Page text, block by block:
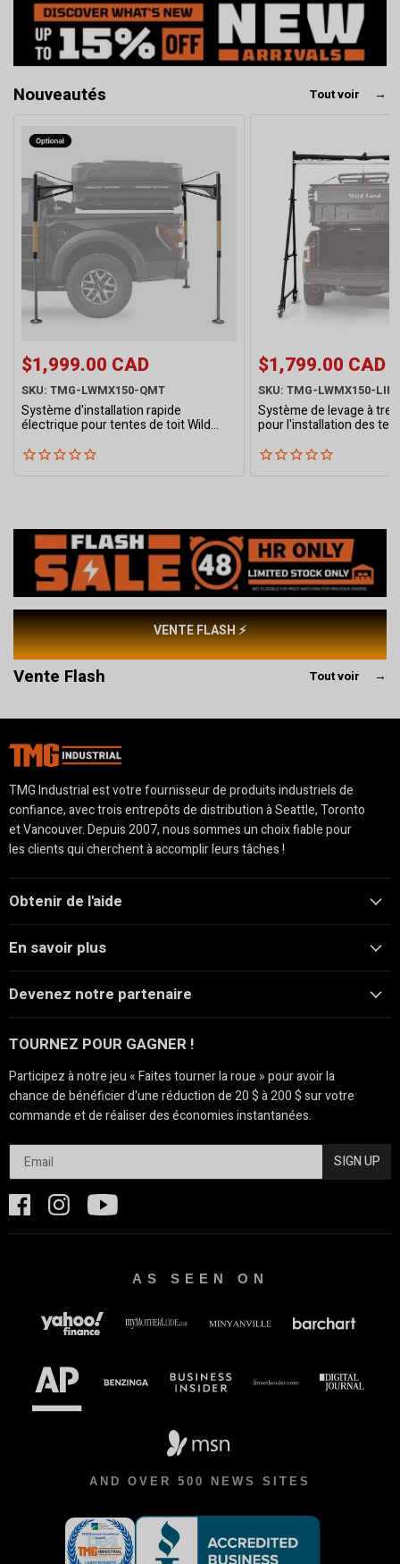
Nouveautés Tout voir →
$1,999.00 CAD
SKU: TMG-LWMX150-QMT
Système d'installation rapide
électrique pour tentes de toit Wild
électriques, TMG-LWMX150-QMT
$1,799.00 CAD
SKU: TMG-LWMX150-LIFT
Système de levage à
pour l'installation des
cadre pliable, TMG-
VENTE FLASH ⚡
Vente Flash Tout voir →
TMG Industrial est votre fournisseur de produits industriels de
confiance, avec trois entrepôts de distribution à Seattle, Toronto
et Vancouver. Depuis 2007, nous sommes un choix fiable pour
les clients qui cherchent à accomplir leurs tâches !
Obtenir de l'aide
En savoir plus
Devenez notre partenaire
TOURNEZ POUR GAGNER !
Participez à notre jeu « Faites tourner la roue » pour avoir la
chance de bénéficier d'une réduction de 20 $ à 200 $ sur votre
commande et de réaliser des économies instantanées.
SIGN UP
AS SEEN ON
AND OVER 500 NEWS SITES